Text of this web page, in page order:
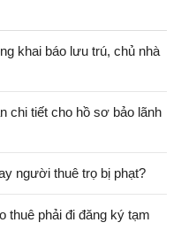
khai báo lưu trú, chủ nhà
chi tiết cho hồ sơ bảo lãnh
người thuê trọ bị phạt?
thuê phải đi đăng ký tạm